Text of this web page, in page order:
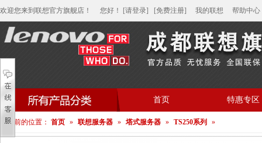
欢迎您来到联想官方旗舰店！ 您好 ！ [请登录] [免费注册] 我的联想 帮助中心
首页 特惠专区
帮助中心
您当前的位置： 首页 » 联想服务器 » 塔式服务器 » TS250系列 »